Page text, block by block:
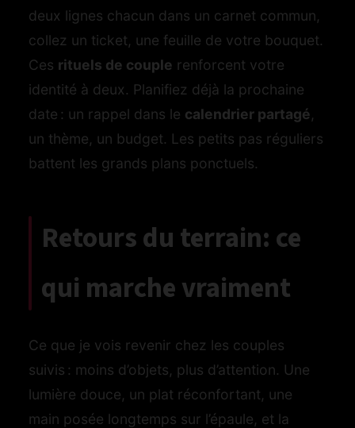
deux lignes chacun dans un carnet commun,
collez un ticket, une feuille de votre bouquet.
Ces rituels de couple renforcent votre
identité à deux. Planifiez déjà la prochaine
date : un rappel dans le calendrier partagé,
un thème, un budget. Les petits pas réguliers
battent les grands plans ponctuels.
Retours du terrain: ce
qui marche vraiment
Ce que je vois revenir chez les couples
suivis : moins d’objets, plus d’attention. Une
lumière douce, un plat réconfortant, une
main posée longtemps sur l’épaule, et la